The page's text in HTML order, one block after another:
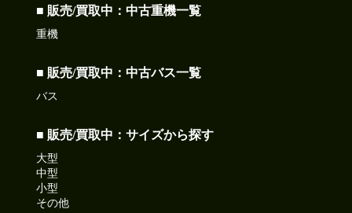
■ 販売/買取中：中古重機一覧
重機
■ 販売/買取中：中古バス一覧
バス
■ 販売/買取中：サイズから探す
大型
中型
小型
その他